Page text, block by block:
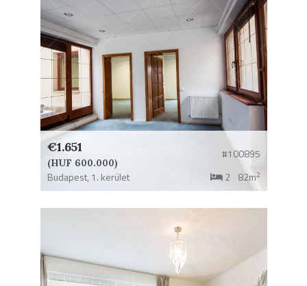
€1.651
(HUF 600.000)
#100895
Budapest, 1. kerület 2 82m2